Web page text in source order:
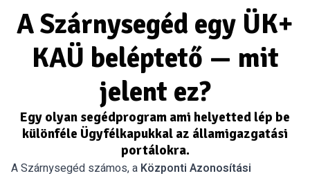
A Szárnysegéd egy ÜK+
KAÜ beléptető — mit
jelent ez?
Egy olyan segédprogram ami helyetted lép be
különféle Ügyfélkapukkal az államigazgatási
portálokra.
A Szárnysegéd számos, a Központi Azonosítási